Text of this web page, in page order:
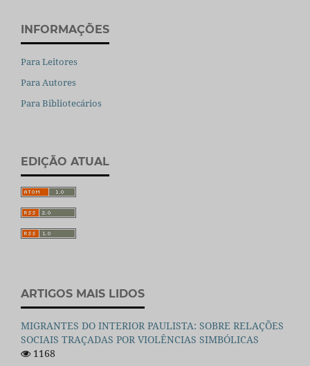
INFORMAÇÕES
Para Leitores
Para Autores
Para Bibliotecários
EDIÇÃO ATUAL
ARTIGOS MAIS LIDOS
MIGRANTES DO INTERIOR PAULISTA: SOBRE RELAÇÕES
SOCIAIS TRAÇADAS POR VIOLÊNCIAS SIMBÓLICAS
1168